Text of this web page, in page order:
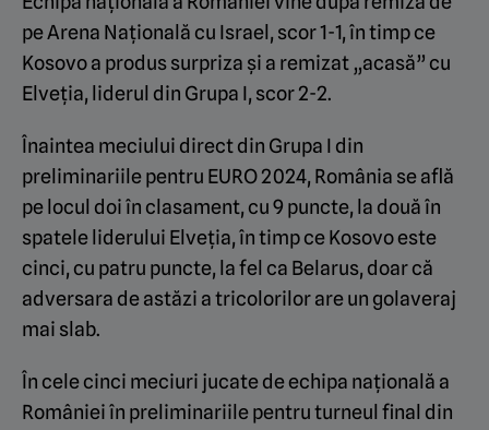
pe Arena Națională cu Israel, scor 1-1, în timp ce
Kosovo a produs surpriza și a remizat „acasă” cu
Elveția, liderul din Grupa I, scor 2-2.
Înaintea meciului direct din Grupa I din
preliminariile pentru EURO 2024, România se află
pe locul doi în clasament, cu 9 puncte, la două în
spatele liderului Elveția, în timp ce Kosovo este
cinci, cu patru puncte, la fel ca Belarus, doar că
adversara de astăzi a tricolorilor are un golaveraj
mai slab.
În cele cinci meciuri jucate de echipa națională a
României în preliminariile pentru turneul final din